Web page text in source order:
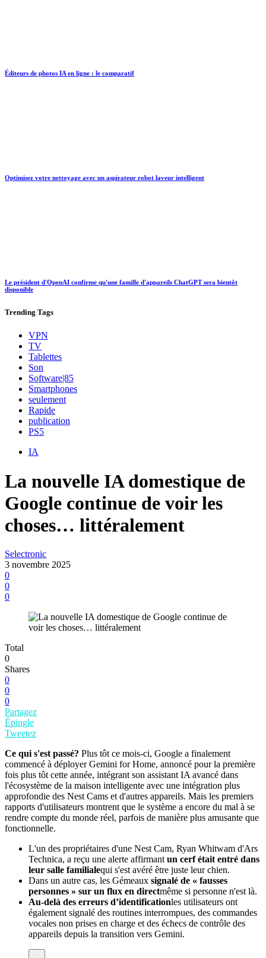
Éditeurs de photos IA en ligne : le comparatif
Optimisez votre nettoyage avec un aspirateur robot laveur intelligent
Le président d'OpenAI confirme qu'une famille d'appareils ChatGPT sera bientôt
disponible
Trending Tags
VPN
TV
Tablettes
Son
Software|85
Smartphones
seulement
Rapide
publication
PS5
IA
La nouvelle IA domestique de
Google continue de voir les
choses… littéralement
Selectronic
3 novembre 2025
0
0
0
Total
0
Shares
0
0
0
Partagez
Épingle
Tweetez
Ce qui s'est passé? Plus tôt ce mois-ci, Google a finalement
commencé à déployer Gemini for Home, annoncé pour la première
fois plus tôt cette année, intégrant son assistant IA avancé dans
l'écosystème de la maison intelligente avec une intégration plus
approfondie des Nest Cams et d'autres appareils. Mais les premiers
rapports d'utilisateurs montrent que le système a encore du mal à se
rendre compte du monde réel, parfois de manière plus amusante que
fonctionnelle.
L'un des propriétaires d'une Nest Cam, Ryan Whitwam d'Ars
Technica, a reçu une alerte affirmant un cerf était entré dans
leur salle familialequi s'est avéré être juste leur chien.
Dans un autre cas, les Gémeaux signalé de « fausses
personnes » sur un flux en directmême si personne n'est là.
Au-delà des erreurs d’identificationles utilisateurs ont
également signalé des routines interrompues, des commandes
vocales non prises en charge et des échecs de contrôle des
appareils depuis la transition vers Gemini.